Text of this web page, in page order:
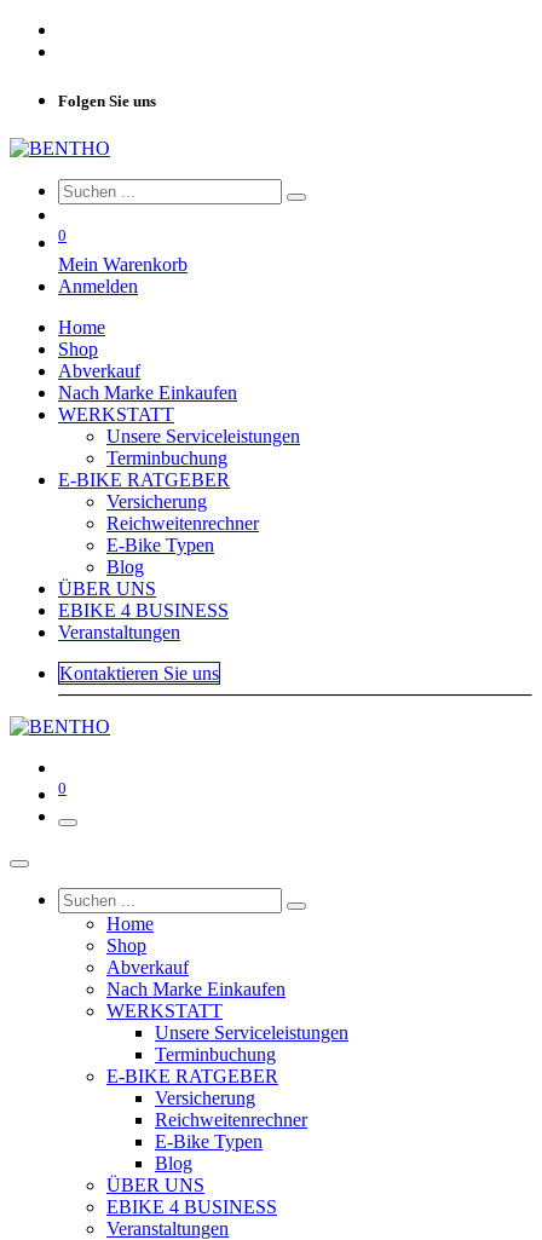
Folgen Sie uns
0
Mein Warenkorb
Anmelden
Home
Shop
Abverkauf
Nach Marke Einkaufen
WERKSTATT
Unsere Serviceleistungen
Terminbuchung
E-BIKE RATGEBER
Versicherung
Reichweitenrechner
E-Bike Typen
Blog
ÜBER UNS
EBIKE 4 BUSINESS
Veranstaltungen
Kontaktieren Sie uns
0
Home
Shop
Abverkauf
Nach Marke Einkaufen
WERKSTATT
Unsere Serviceleistungen
Terminbuchung
E-BIKE RATGEBER
Versicherung
Reichweitenrechner
E-Bike Typen
Blog
ÜBER UNS
EBIKE 4 BUSINESS
Veranstaltungen